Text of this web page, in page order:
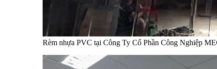
Rèm nhựa PVC tại Công Ty Cổ Phần Công Nghiệp